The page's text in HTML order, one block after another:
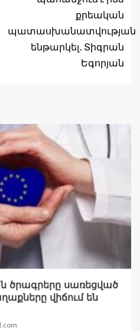
քրեական
պատասխանատվության
ենթարկել․ Տիգրան
Եգորյան
սառեցված
վիճում են